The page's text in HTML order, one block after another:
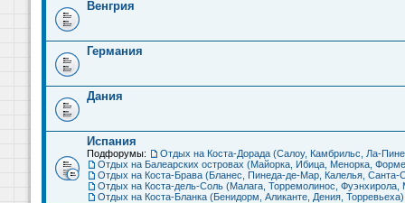
Венгрия
Германия
Дания
Испания
Подфорумы: Отдых на Коста-Дорада (Салоу, Камбрильс, Ла-
Отдых на Балеарских островах (Майорка, Ибица, Менорка,
Отдых на Коста-Брава (Бланес, Пинеда-де-Мар, Калелья, Санта-
Отдых на Коста-дель-Соль (Малага, Торремолинос, Фуэнхирола,
Отдых на Коста-Бланка (Бенидорм, Аликанте, Дения, Торревьеха)